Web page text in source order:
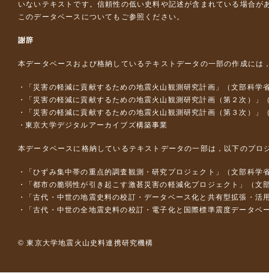
いないテキストです。信頼性の低い史料や記述が含まれている場合が
このデータベースについて もご参照ください。
謝辞
本データベースおよび格納しているテキストデータの一部の作成には
「災害の軽減に貢献するための地震火山観測研究計画」（文部科学
「災害の軽減に貢献するための地震火山観測研究計画（第２次）」
「災害の軽減に貢献するための地震火山観測研究計画（第３次）」
東京大学デジタルアーカイブズ構築事業
本データベースに格納しているテキストデータの一部は，以下のプロ
「ひずみ集中帯の重点的調査観測・研究プロジェクト」（文部科
「都市の脆弱性が引き起こす激甚災害の軽減化プロジェクト」（
「古代・中世の地震史料の校訂・データベース化と共有型拡張・
「古代・中世の全地震史料の校訂・電子化と国際標準震度データ
© 東京大学地震火山史料連携研究機構